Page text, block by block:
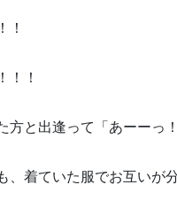
！
！！
方と出逢って「あーーっ
、着ていた服でお互いが